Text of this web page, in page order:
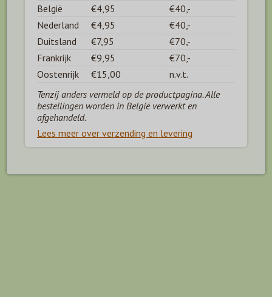
België
€4,95
€40,-
Nederland
€4,95
€40,-
Duitsland
€7,95
€70,-
Frankrijk
€9,95
€70,-
Oostenrijk
€15,00
n.v.t.
Tenzij anders vermeld op de productpagina. Alle
bestellingen worden in België verwerkt en
afgehandeld.
Lees meer over verzending en levering